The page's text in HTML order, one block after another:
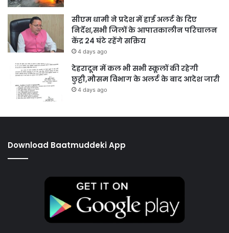
सीएम धामी ने प्रदेश में हाई अलर्ट के दिए
निर्देश,सभी जिलों के आपातकालीन परिचालन
केंद्र 24 घंटे रहेंगे सक्रिय
4 days ago
देहरादून में कल भी सभी स्कूलों की रहेगी
छुट्टी,मौसम विभाग के अलर्ट के बाद आदेश जारी
4 days ago
Download Baatmuddeki App